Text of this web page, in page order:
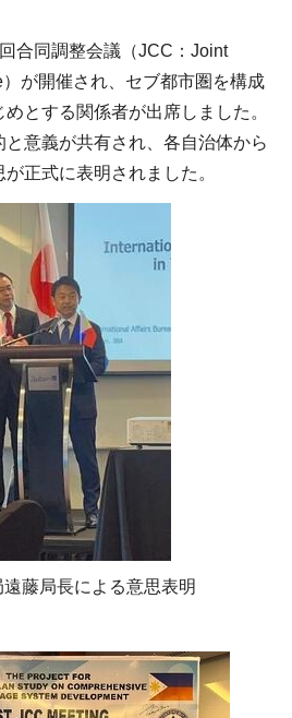
合同調整会議（JCC：Joint
が開催され、セブ都市圏を構成
とする関係者が出席しました。
意義が共有され、各自治体から
正式に表明されました。
藤局長による意思表明